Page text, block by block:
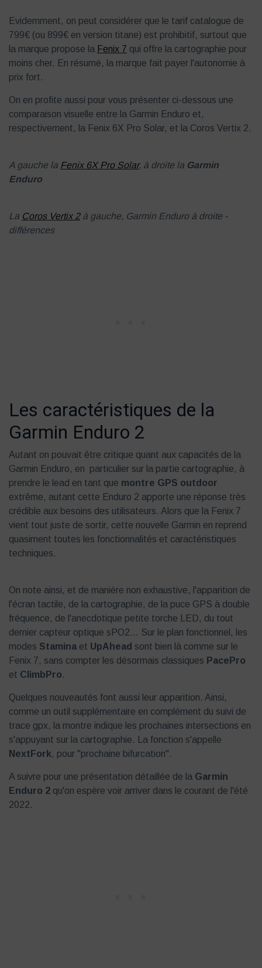
Evidemment, on peut considérer que le tarif catalogue de
799€ (ou 899€ en version titane) est prohibitif, surtout que
la marque propose la Fenix 7 qui offre la cartographie pour
moins cher. En résumé, la marque fait payer l'autonomie à
prix fort.
On en profite aussi pour vous présenter ci-dessous une
comparaison visuelle entre la Garmin Enduro et,
respectivement, la Fenix 6X Pro Solar, et la Coros Vertix 2.
A gauche la Fenix 6X Pro Solar, à droite la Garmin
Enduro
La Coros Vertix 2à gauche, Garmin Enduro à droite -
différences
Les caractéristiques de la
Garmin Enduro 2
Autant on pouvait être critique quant aux capacités de la
Garmin Enduro, en particulier sur la partie cartographie, à
prendre le lead en tant que montre GPS outdoor
extrême, autant cette Enduro 2 apporte une réponse très
crédible aux besoins des utilisateurs. Alors que la Fenix 7
vient tout juste de sortir, cette nouvelle Garmin en reprend
quasiment toutes les fonctionnalités et caractéristiques
techniques.
On note ainsi, et de manière non exhaustive, l'apparition de
l'écran tactile, de la cartographie, de la puce GPS à double
fréquence, de l'anecdotique petite torche LED, du tout
dernier capteur optique sPO2... Sur le plan fonctionnel, les
modes Stamina et UpAhead sont bien là comme sur le
Fenix 7, sans compter les désormais classiques PacePro
et ClimbPro.
Quelques nouveautés font aussi leur apparition. Ainsi,
comme un outil supplémentaire en complément du suivi de
trace gpx, la montre indique les prochaines intersections en
s'appuyant sur la cartographie. La fonction s'appelle
NextFork, pour "prochaine bifurcation".
A suivre pour une présentation détaillée de la Garmin
Enduro 2 qu'on espère voir arriver dans le courant de l'été
2022.